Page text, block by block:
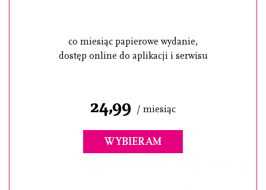
co miesiąc papierowe wydanie,
dostęp online do aplikacji i serwisu
24,99 / miesiąc
WYBIERAM